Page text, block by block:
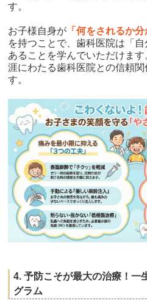
す。
お子様自身が 「何をされるか
を持つことで、歯科医院は「
あることを学んでいただけま
涯にわたる歯科医院との信頼
す。
4. 予防こそが最大の治療！一
グラム